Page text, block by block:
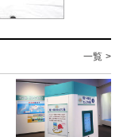
一覧 >